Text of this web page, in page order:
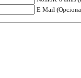
E-Mail